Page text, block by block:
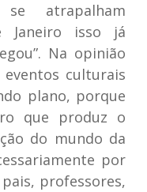
atrapalham
Janeiro isso já
Na opinião
culturais
plano, porque
que produz o
do mundo da
por
professores,